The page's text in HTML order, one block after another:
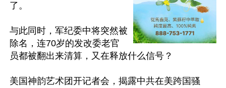
了。
与此同时，军纪委中将突然被
除名，连70岁的发改委老官
员都被翻出来清算，又在释放什么信号？
美国神韵艺术团开记者会，揭露中共在美跨国骚